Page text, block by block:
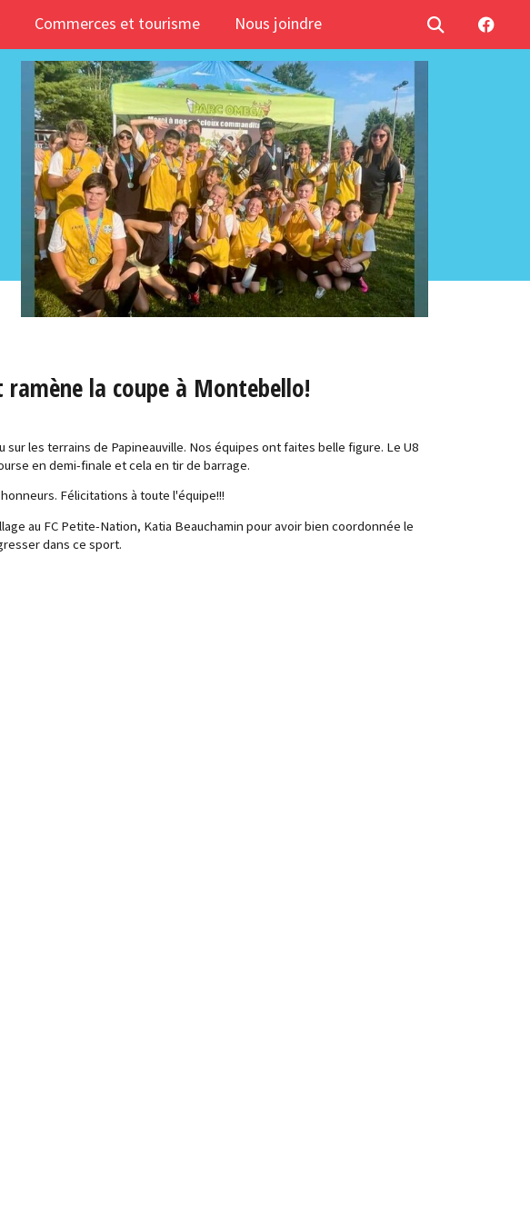
Commerces et tourisme Nous joindre
la coupe à Montebello!
les terrains de Papineauville. Nos équipes ont faites belle figure. Le U8
en demi-finale et cela en tir de barrage.
Félicitations à toute l'équipe!!!
au FC Petite-Nation, Katia Beauchamin pour avoir bien coordonnée le
dans ce sport.